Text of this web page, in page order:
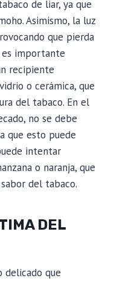
de liar, ya que
Asimismo, la luz
que pierda
es importante
recipiente
o cerámica, que
del tabaco. En el
no se debe
que esto puede
intentar
o naranja, que
del tabaco.
DEL
delicado que